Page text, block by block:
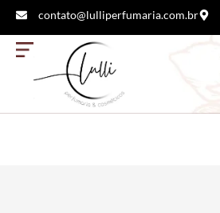
contato@lulliperfumaria.com.br